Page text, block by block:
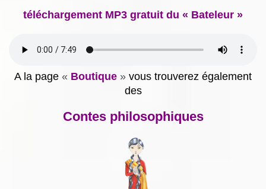
téléchargement MP3 gratuit du « Bateleur »
A la page « Boutique » vous trouverez également
des
Contes philosophiques